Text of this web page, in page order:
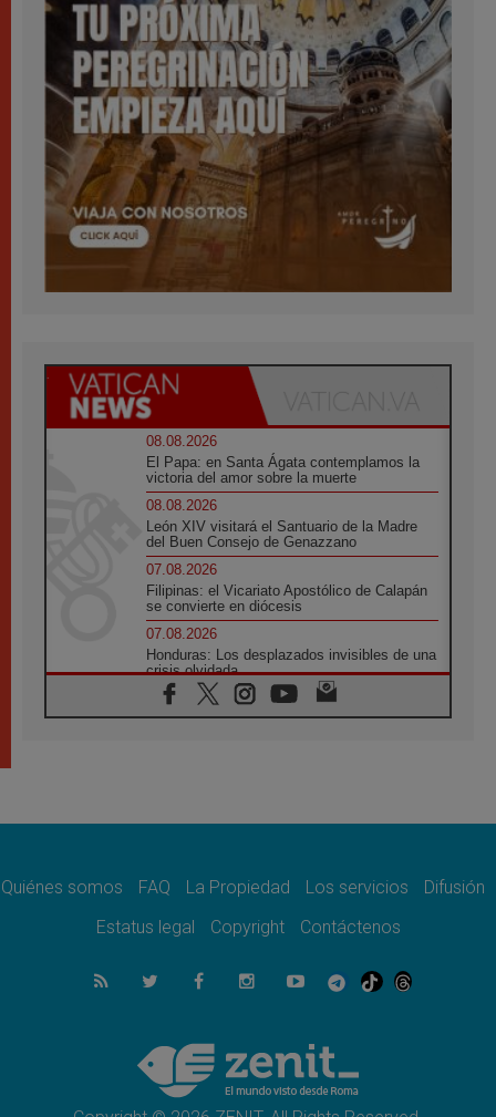
08.08.2026
El Papa: en Santa Ágata contemplamos la
victoria del amor sobre la muerte
08.08.2026
León XIV visitará el Santuario de la Madre
del Buen Consejo de Genazzano
07.08.2026
Filipinas: el Vicariato Apostólico de Calapán
se convierte en diócesis
07.08.2026
Honduras: Los desplazados invisibles de una
crisis olvidada
07.08.2026
Bokalic: "En Argentina el Papa León señalará
07.08.2026
07.08.2026
Universidades Católicas: «Exercises in
07.08.2026
Fortunatus Nwachukwu: la comunicación
SIGNIS 2026, dar voz a las religiosas en el
espacio público
Quiénes somos FAQ La Propiedad Los servicios
Difusión
Estatus legal
Copyright Contáctenos